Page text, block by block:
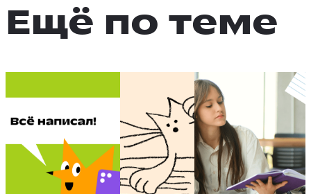
Ещё по теме